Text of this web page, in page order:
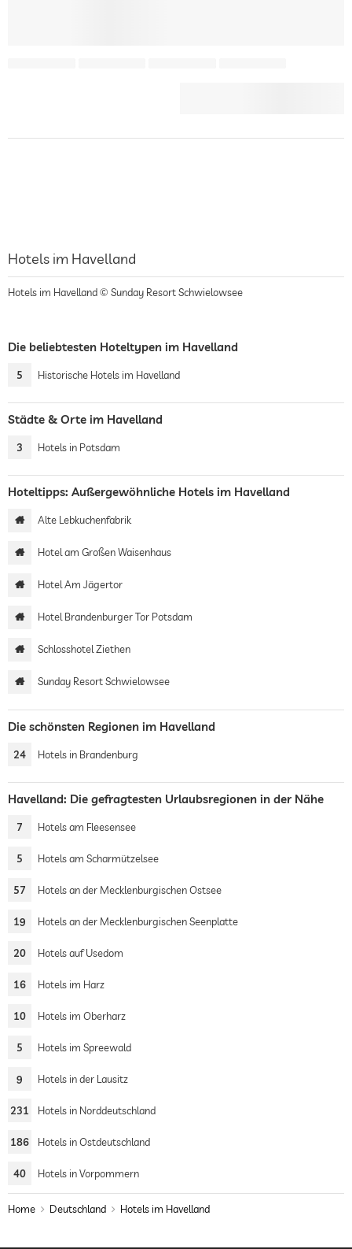
Hotels im Havelland
Hotels im Havelland © Sunday Resort Schwielowsee
Die beliebtesten Hoteltypen im Havelland
5 Historische Hotels im Havelland
Städte & Orte im Havelland
3 Hotels in Potsdam
Hoteltipps: Außergewöhnliche Hotels im Havelland
Alte Lebkuchenfabrik
Hotel am Großen Waisenhaus
Hotel Am Jägertor
Hotel Brandenburger Tor Potsdam
Schlosshotel Ziethen
Sunday Resort Schwielowsee
Die schönsten Regionen im Havelland
24 Hotels in Brandenburg
Havelland: Die gefragtesten Urlaubsregionen in der Nähe
7 Hotels am Fleesensee
5 Hotels am Scharmützelsee
57 Hotels an der Mecklenburgischen Ostsee
19 Hotels an der Mecklenburgischen Seenplatte
20 Hotels auf Usedom
16 Hotels im Harz
10 Hotels im Oberharz
5 Hotels im Spreewald
9 Hotels in der Lausitz
231 Hotels in Norddeutschland
186 Hotels in Ostdeutschland
40 Hotels in Vorpommern
Home Deutschland Hotels im Havelland